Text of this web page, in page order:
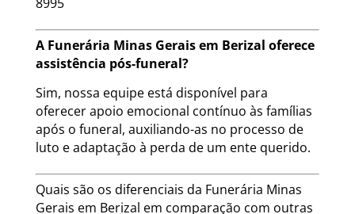
A Funerária Minas Gerais em Berizal oferece
assistência pós-funeral?
Sim, nossa equipe está disponível para
oferecer apoio emocional contínuo às famílias
após o funeral, auxiliando-as no processo de
luto e adaptação à perda de um ente querido.
Quais são os diferenciais da Funerária Minas
Gerais em Berizal em comparação com outras